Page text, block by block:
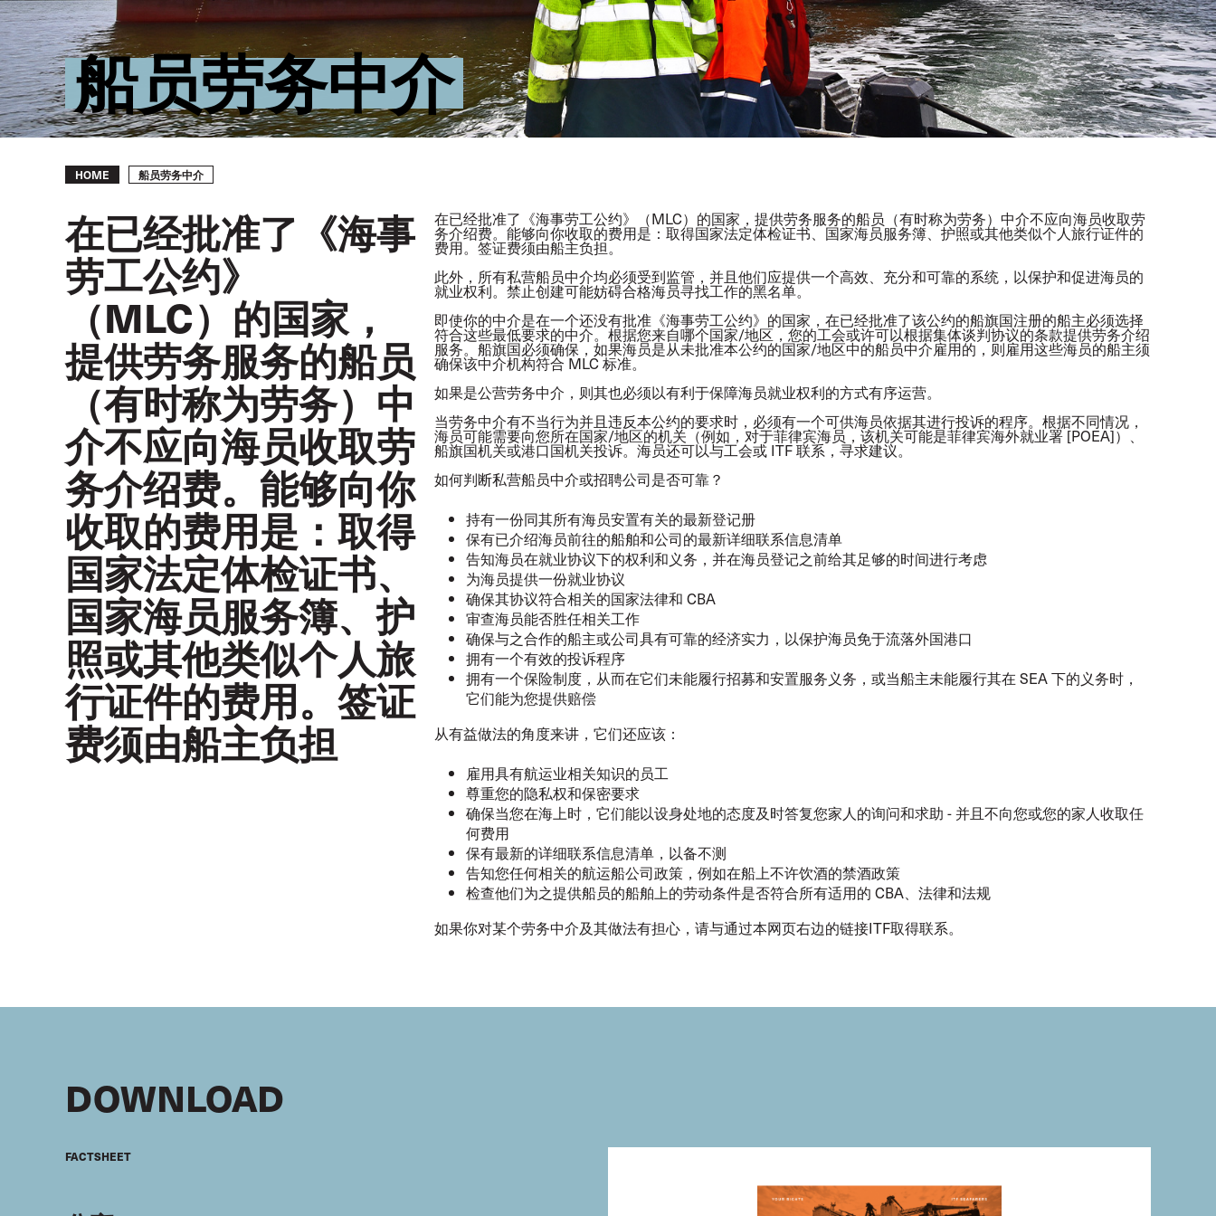
船员劳务中介
Breadcrumb
HOME 船员劳务中介
在已经批准了《海事
劳工公约》
（MLC）的国家，
提供劳务服务的船员
（有时称为劳务）中
介不应向海员收取劳
务介绍费。能够向你
收取的费用是：取得
国家法定体检证书、
国家海员服务簿、护
照或其他类似个人旅
行证件的费用。签证
费须由船主负担
在已经批准了《海事劳工公约》（MLC）的国家，提供劳务服务的船员（有时称为劳务）中介不应向海员收取劳
务介绍费。能够向你收取的费用是：取得国家法定体检证书、国家海员服务簿、护照或其他类似个人旅行证件的
费用。签证费须由船主负担。
此外，所有私营船员中介均必须受到监管，并且他们应提供一个高效、充分和可靠的系统，以保护和促进海员的
就业权利。禁止创建可能妨碍合格海员寻找工作的黑名单。
即使你的中介是在一个还没有批准《海事劳工公约》的国家，在已经批准了该公约的船旗国注册的船主必须选择
符合这些最低要求的中介。根据您来自哪个国家/地区，您的工会或许可以根据集体谈判协议的条款提供劳务介绍
服务。船旗国必须确保，如果海员是从未批准本公约的国家/地区中的船员中介雇用的，则雇用这些海员的船主须
确保该中介机构符合 MLC 标准。
如果是公营劳务中介，则其也必须以有利于保障海员就业权利的方式有序运营。
当劳务中介有不当行为并且违反本公约的要求时，必须有一个可供海员依据其进行投诉的程序。根据不同情况，
海员可能需要向您所在国家/地区的机关（例如，对于菲律宾海员，该机关可能是菲律宾海外就业署 [POEA]）、
船旗国机关或港口国机关投诉。海员还可以与工会或 ITF 联系，寻求建议。
如何判断私营船员中介或招聘公司是否可靠？
持有一份同其所有海员安置有关的最新登记册
保有已介绍海员前往的船舶和公司的最新详细联系信息清单
告知海员在就业协议下的权利和义务，并在海员登记之前给其足够的时间进行考虑
为海员提供一份就业协议
确保其协议符合相关的国家法律和 CBA
审查海员能否胜任相关工作
确保与之合作的船主或公司具有可靠的经济实力，以保护海员免于流落外国港口
拥有一个有效的投诉程序
拥有一个保险制度，从而在它们未能履行招募和安置服务义务，或当船主未能履行其在 SEA 下的义务时，
它们能为您提供赔偿
从有益做法的角度来讲，它们还应该：
雇用具有航运业相关知识的员工
尊重您的隐私权和保密要求
确保当您在海上时，它们能以设身处地的态度及时答复您家人的询问和求助 - 并且不向您或您的家人收取任
何费用
保有最新的详细联系信息清单，以备不测
告知您任何相关的航运船公司政策，例如在船上不许饮酒的禁酒政策
检查他们为之提供船员的船舶上的劳动条件是否符合所有适用的 CBA、法律和法规
如果你对某个劳务中介及其做法有担心，请与通过本网页右边的链接ITF取得联系。
DOWNLOAD
FACTSHEET